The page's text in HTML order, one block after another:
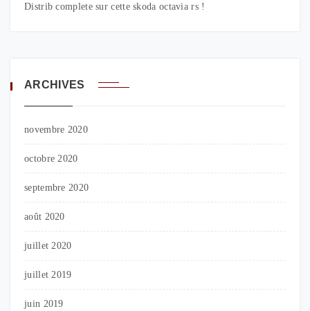
Distrib complete sur cette skoda octavia rs !
ARCHIVES
novembre 2020
octobre 2020
septembre 2020
août 2020
juillet 2020
juillet 2019
juin 2019